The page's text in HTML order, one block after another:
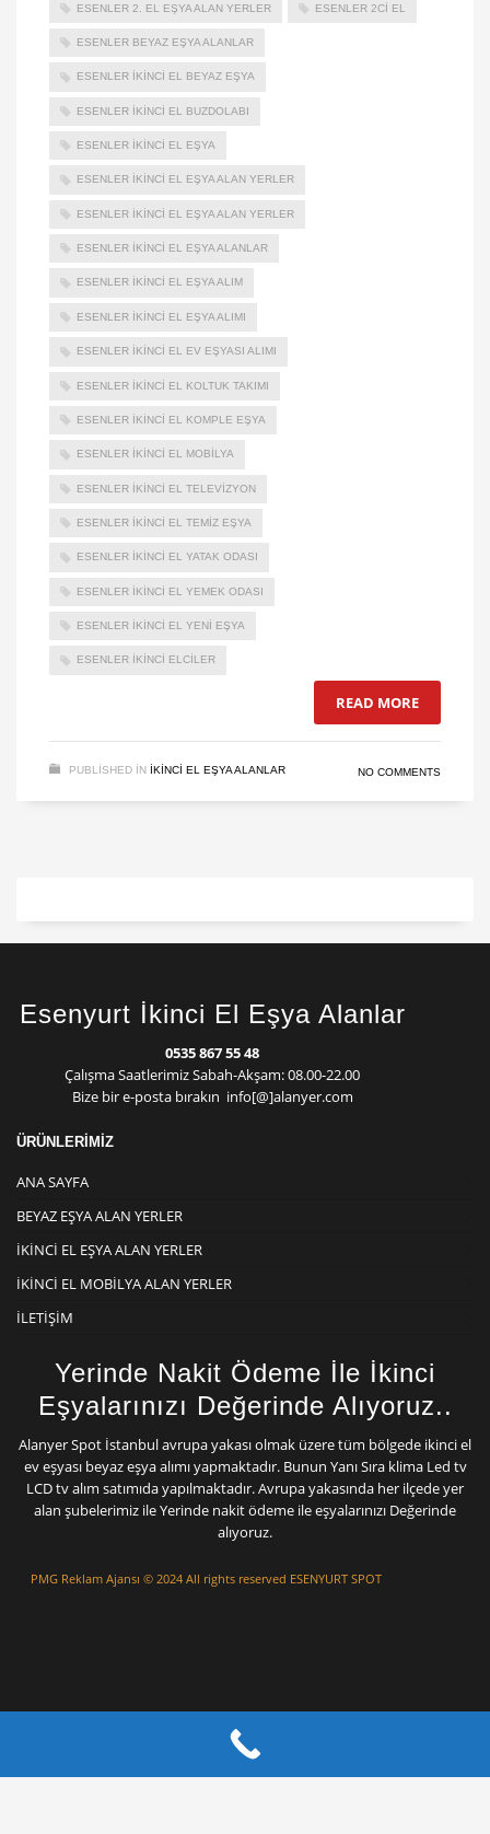
ESENLER 2. EL EŞYA ALAN YERLER ESENLER 2CI EL
ESENLER BEYAZ EŞYA ALANLAR
ESENLER IKINCI EL BEYAZ EŞYA
ESENLER IKINCI EL BUZDOLABI
ESENLER İKINCI EL EŞYA
ESENLER İKINCI EL EŞYA ALAN YERLER
ESENLER IKINCI EL EŞYA ALAN YERLER
ESENLER IKINCI EL EŞYA ALANLAR
ESENLER IKINCI EL EŞYA ALIM
ESENLER IKINCI EL EŞYA ALIMI
ESENLER IKINCI EL EV EŞYASI ALIMI
ESENLER IKINCI EL KOLTUK TAKIMI
ESENLER IKINCI EL KOMPLE EŞYA
ESENLER IKINCI EL MOBILYA
ESENLER IKINCI EL TELEVIZYON
ESENLER IKINCI EL TEMIZ EŞYA
ESENLER IKINCI EL YATAK ODASI
ESENLER IKINCI EL YEMEK ODASI
ESENLER IKINCI EL YENI EŞYA
ESENLER IKINCI ELCILER
READ MORE
PUBLISHED IN IKINCI EL EŞYA ALANLAR NO COMMENTS
Esenyurt İkinci El Eşya Alanlar
0535 867 55 48
Çalışma Saatlerimiz Sabah-Akşam: 08.00-22.00
Bize bir e-posta bırakın info[@]alanyer.com
ÜRÜNLERİMİZ
ANA SAYFA
BEYAZ EŞYA ALAN YERLER
İKINCI EL EŞYA ALAN YERLER
İKINCI EL MOBILYA ALAN YERLER
İLETIŞIM
Yerinde Nakit Ödeme İle İkinci
Eşyalarınızı Değerinde Alıyoruz..
Alanyer Spot İstanbul avrupa yakası olmak üzere tüm bölgede ikinci el
ev eşyası beyaz eşya alımı yapmaktadır. Bunun Yanı Sıra klima Led tv
LCD tv alım satımıda yapılmaktadır. Avrupa yakasında her ilçede yer
alan şubelerimiz ile Yerinde nakit ödeme ile eşyalarınızı Değerinde
alıyoruz.
PMG Reklam Ajansı © 2024 All rights reserved ESENYURT SPOT